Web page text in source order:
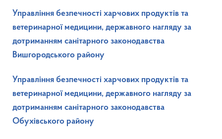
Управління безпечності харчових продуктів та
ветеринарної медицини, державного нагляду за
дотриманням санітарного законодавства
Вишгородського району
Управління безпечності харчових продуктів та
ветеринарної медицини, державного нагляду за
дотриманням санітарного законодавства
Обухівського району